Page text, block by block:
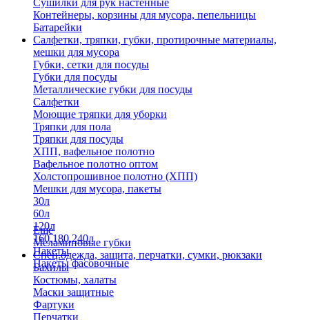
Сушилки для рук настенные
Контейнеры, корзины для мусора, пепельницы
Батарейки
Салфетки, тряпки, губки, протирочные материалы,
мешки для мусора
Губки, сетки для посуды
Губки для посуды
Металлические губки для посуды
Салфетки
Моющие тряпки для уборки
Тряпки для пола
Тряпки для посуды
ХПП, вафельное полотно
Вафельное полотно оптом
Холстопрошивное полотно (ХПП)
Мешки для мусора, пакеты
30л
60л
120л
160,180,240л
Пакеты
Пакеты фасовочные
Еще
Меламиновые губки
Спец.одежда, защита, перчатки, сумки, рюкзаки
Бахилы
Костюмы, халаты
Маски защитные
Фартуки
Перчатки